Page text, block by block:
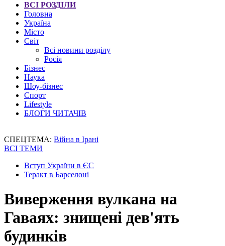
ВСІ РОЗДІЛИ
Головна
Україна
Місто
Світ
Всі новини розділу
Росія
Бізнес
Наука
Шоу-бізнес
Спорт
Lifestyle
БЛОГИ ЧИТАЧІВ
СПЕЦТЕМА: Війна в Ірані
ВСІ ТЕМИ
Вступ України в ЄС
Теракт в Барселоні
Виверження вулкана на
Гаваях: знищені дев'ять
будинків